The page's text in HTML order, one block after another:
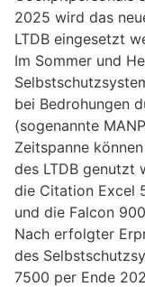
2025 wird das
LTDB eingesetzt
Im Sommer und
bei Bedrohungen
(sogenannte
Zeitspanne
des LTDB genutzt
die Citation Excel
und die Falcon
Nach erfolgter
des
7500 per Ende